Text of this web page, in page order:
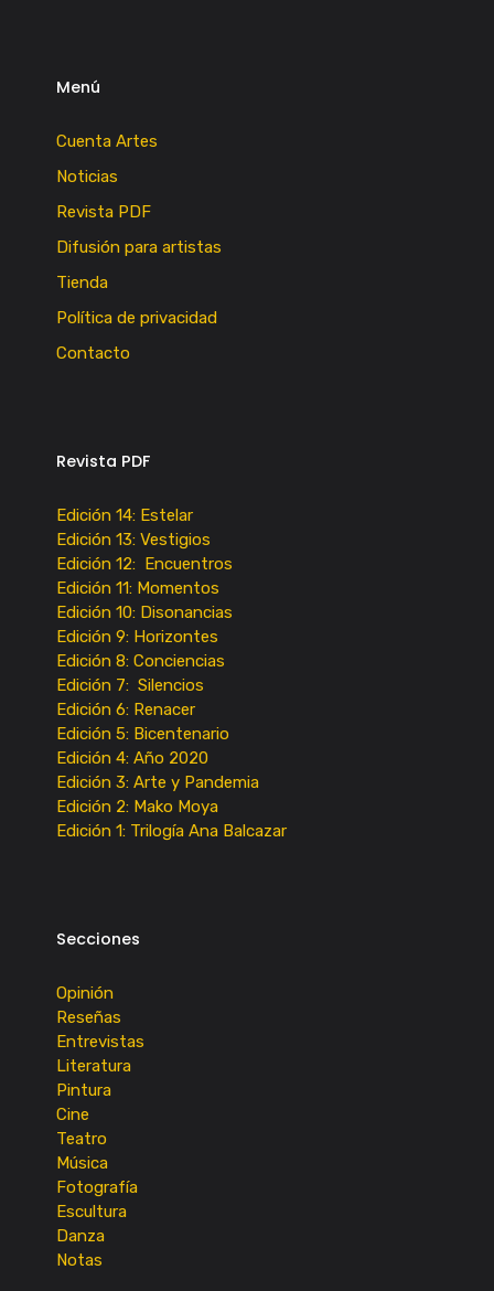
Menú
Cuenta Artes
Noticias
Revista PDF
Difusión para artistas
Tienda
Política de privacidad
Contacto
Revista PDF
Edición 14: Estelar
Edición 13: Vestigios
Edición 12: Encuentros
Edición 11: Momentos
Edición 10: Disonancias
Edición 9: Horizontes
Edición 8: Conciencias
Edición 7: Silencios
Edición 6: Renacer
Edición 5: Bicentenario
Edición 4: Año 2020
Edición 3: Arte y Pandemia
Edición 2: Mako Moya
Edición 1: Trilogía Ana Balcazar
Secciones
Opinión
Reseñas
Entrevistas
Literatura
Pintura
Cine
Teatro
Música
Fotografía
Escultura
Danza
Notas